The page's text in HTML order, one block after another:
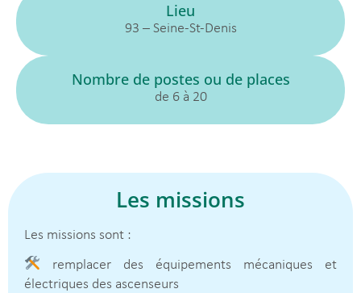
Lieu
93 – Seine-St-Denis
Nombre de postes ou de places
de 6 à 20
Les missions
Les missions sont :
remplacer des équipements mécaniques et
électriques des ascenseurs